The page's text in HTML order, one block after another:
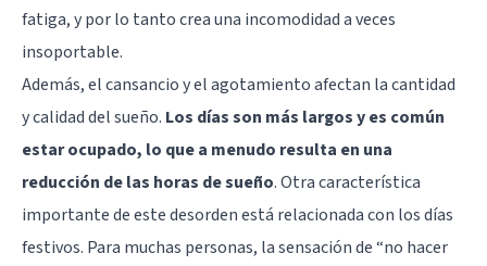
fatiga, y por lo tanto crea una incomodidad a veces
insoportable.
Además, el cansancio y el agotamiento afectan la cantidad
y calidad del sueño. Los días son más largos y es común
estar ocupado, lo que a menudo resulta en una
reducción de las horas de sueño. Otra característica
importante de este desorden está relacionada con los días
festivos. Para muchas personas, la sensación de “no hacer